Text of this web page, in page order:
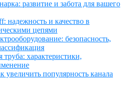
развитие и забота для вашего
надежность и качество в
цепями
безопасность,
труба: характеристики,
увеличить популярность канала